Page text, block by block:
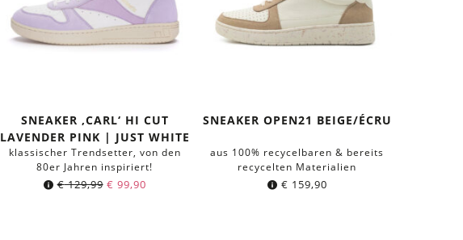
SNEAKER ‚CARL‘ HI CUT
LAVENDER PINK | JUST WHITE
klassischer Trendsetter, von den
80er Jahren inspiriert!
€129,99 € 99,90
SNEAKER OPEN21 BEIGE/ÉCRU
aus 100% recycelbaren & bereits
recycelten Materialien
€ 159,90